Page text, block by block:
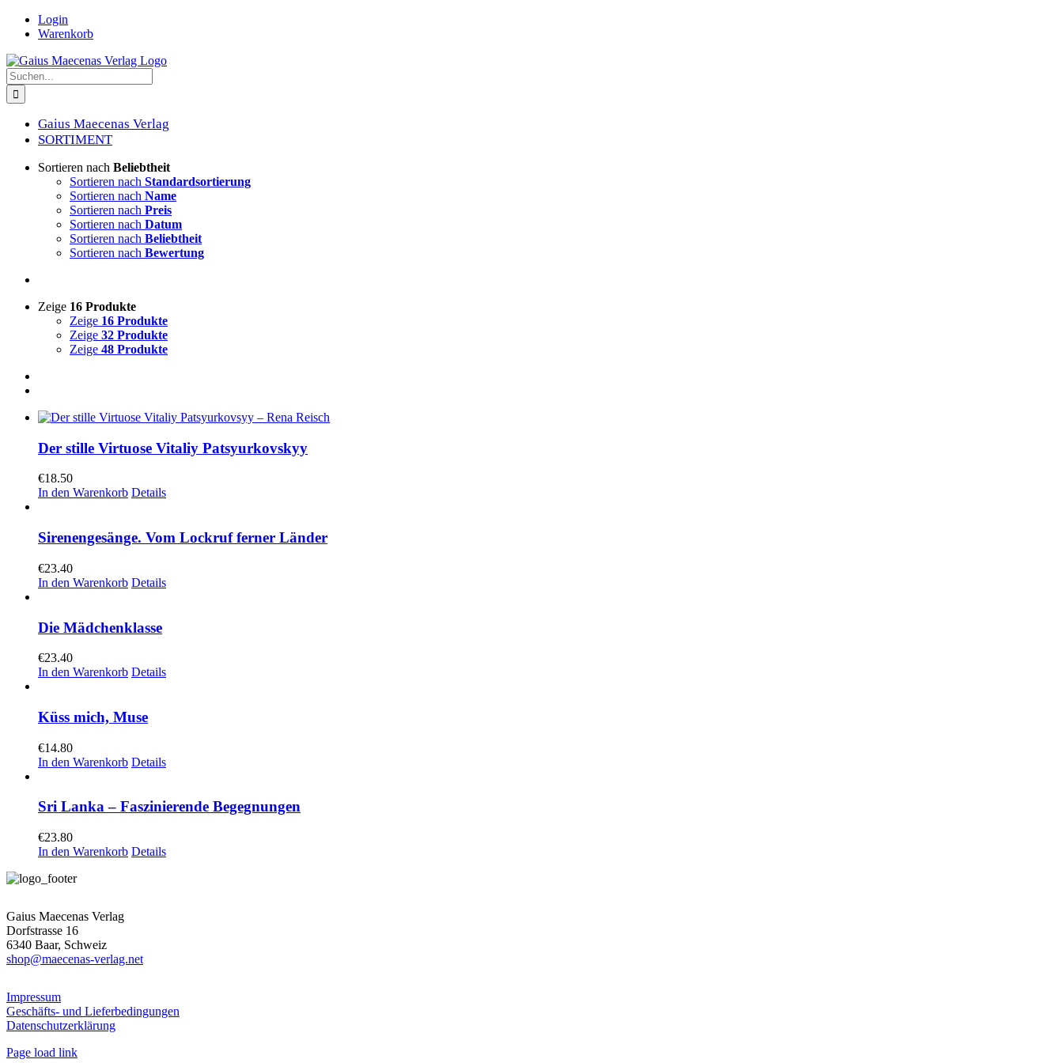
Zum
Inhalt
Login
Warenkorb
Suche
nach:
Gaius Maecenas Verlag
SORTIMENT
Sortieren nach Beliebtheit
Sortieren nach Standardsortierung
Sortieren nach Name
Sortieren nach Preis
Sortieren nach Datum
Sortieren nach Beliebtheit
Sortieren nach Bewertung
Zeige 16 Produkte
Zeige 16 Produkte
Zeige 32 Produkte
Zeige 48 Produkte
Der stille Virtuose Vitaliy Patsyurkovskyy
€18.50
In den Warenkorb Details
Sirenengesänge. Vom Lockruf ferner Länder
€23.40
In den Warenkorb Details
Die Mädchenklasse
€23.40
In den Warenkorb Details
Küss mich, Muse
€14.80
In den Warenkorb Details
Sri Lanka – Faszinierende Begegnungen
€23.80
In den Warenkorb Details
Gaius Maecenas Verlag
Dorfstrasse 16
6340 Baar, Schweiz
shop@maecenas-verlag.net
Impressum
Geschäfts- und Lieferbedingungen
Datenschutzerklärung
Page load link